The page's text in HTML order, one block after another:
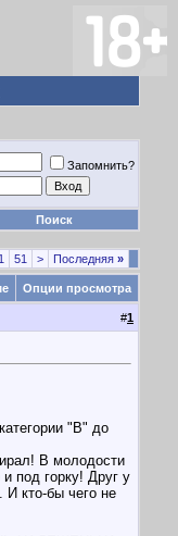
Запомнить?
Поиск
51 > Последняя »
Опции просмотра
#1
"В" до
В молодости
под горку! Друг у
кто-бы чего не